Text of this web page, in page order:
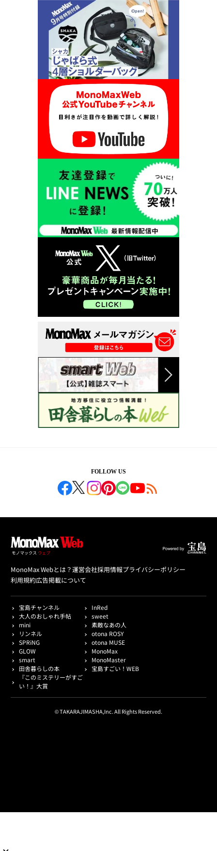
FOLLOW US
MonoMax Webとは？運営会社採用情報プライバシーポリシー
利用規約広告掲載について
宝島チャンネル
InRed
大人のおしゃれ手帖
sweet
mini
素敵なあの人
リンネル
otona ROSY
SPRiNG
otona MUSE
GLOW
MonoMax
smart
MonoMaster
田舎暮らしの本
宝島すごい！WEB
『このミステリーがすご
い！』大賞
© TAKARAJIMASHA,Inc. All Rights Reserved.